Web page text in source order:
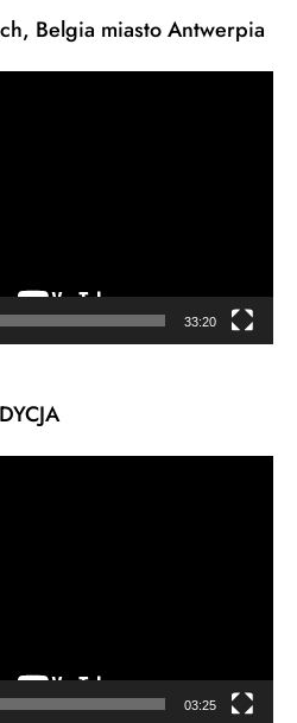
Belgia miasto Antwerpia
33:20
03:25